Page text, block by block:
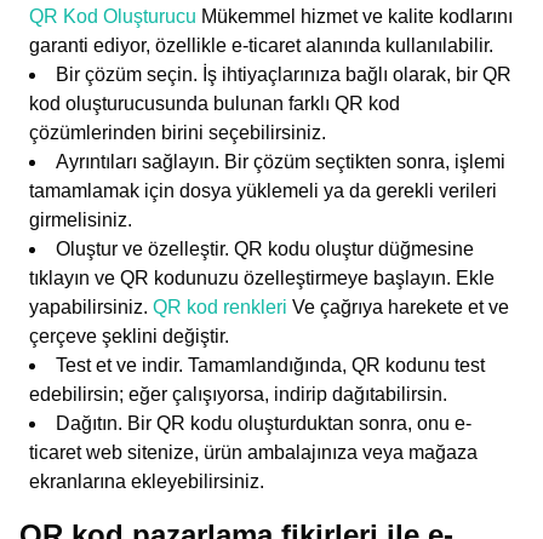
QR Kod Oluşturucu Mükemmel hizmet ve kalite kodlarını
garanti ediyor, özellikle e-ticaret alanında kullanılabilir.
Bir çözüm seçin. İş ihtiyaçlarınıza bağlı olarak, bir QR
kod oluşturucusunda bulunan farklı QR kod
çözümlerinden birini seçebilirsiniz.
Ayrıntıları sağlayın. Bir çözüm seçtikten sonra, işlemi
tamamlamak için dosya yüklemeli ya da gerekli verileri
girmelisiniz.
Oluştur ve özelleştir. QR kodu oluştur düğmesine
tıklayın ve QR kodunuzu özelleştirmeye başlayın. Ekle
yapabilirsiniz. QR kod renkleri Ve çağrıya harekete et ve
çerçeve şeklini değiştir.
Test et ve indir. Tamamlandığında, QR kodunu test
edebilirsin; eğer çalışıyorsa, indirip dağıtabilirsin.
Dağıtın. Bir QR kodu oluşturduktan sonra, onu e-
ticaret web sitenize, ürün ambalajınıza veya mağaza
ekranlarına ekleyebilirsiniz.